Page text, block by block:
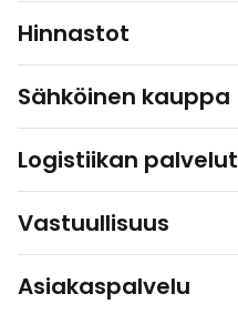
Hinnastot
Sähköinen kauppa
Logistiikan palvelut
Vastuullisuus
Asiakaspalvelu